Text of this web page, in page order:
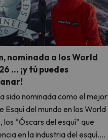
nominada a los World
… ¡y tú puedes
sido nominada como el mejor
Esquí del mundo en los World
“Óscars del esquí” que
en la industria del esquí.